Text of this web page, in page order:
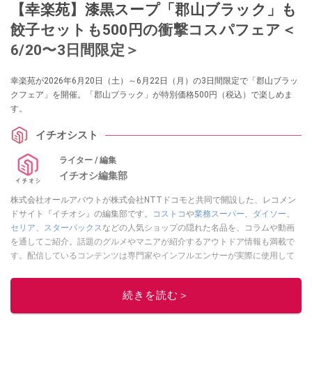
【幸楽苑】漆黒スープ「郡山ブラック」も
餃子セットも500円の衝撃コスパフェア＜
6/20〜3日間限定＞
幸楽苑が2026年6月20日（土）～6月22日（月）の3日間限定で「郡山ブラッ
クフェア」を開催。「郡山ブラック」が特別価格500円（税込）で楽しめま
す。
イチオシスト
ライター / 編集
イチオシ編集部
株式会社オールアバウトが株式会社NTTドコモと共同で開設した、レコメン
ドサイト『イチオシ』の編集部です。
コストコや業務スーパー、 ダイソー、
セリア、 スターバックスなどの人気ショップの隠れた名品を、コラムや動画
を通してご紹介。話題のグルメやマニアが紹介するアウトドア情報も満載で
す。配信しているコンテンツは専門家やインフルエンサーが実際に使用して
ニュースでフォロー
続きを読む＞